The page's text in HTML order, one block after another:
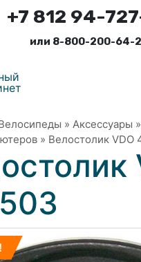
+7 812 94-
или 8-800-200-64-
» Аксессуары »
» Велостолик VDO